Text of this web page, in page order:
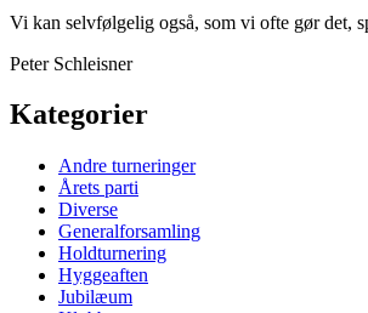
Vi kan selvfølgelig også, som vi ofte gør det,
Peter Schleisner
Kategorier
Andre turneringer
Årets parti
Diverse
Generalforsamling
Holdturnering
Hyggeaften
Jubilæum